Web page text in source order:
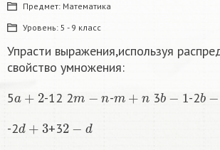
Предмет: Математика
Уровень: 5 - 9 класс
Упрасти выражения,используя
свойство умножения:
5
-12 2 - 3b -2b
-2 d +32